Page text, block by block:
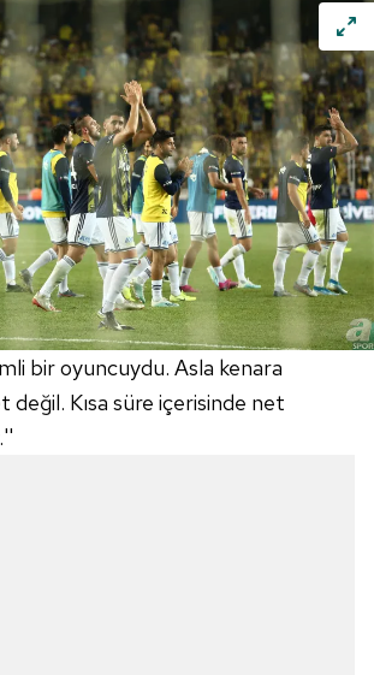
bir oyuncuydu. Asla kenara
değil. Kısa süre içerisinde net